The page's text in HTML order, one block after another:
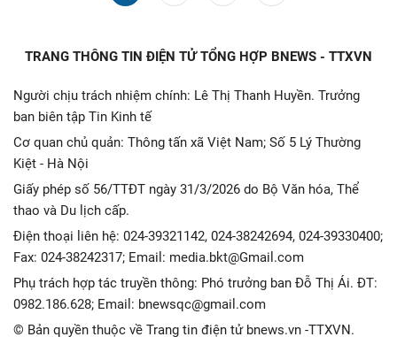
TRANG THÔNG TIN ĐIỆN TỬ TỔNG HỢP BNEWS - TTXVN
Người chịu trách nhiệm chính: Lê Thị Thanh Huyền. Trưởng
ban biên tập Tin Kinh tế
Cơ quan chủ quản: Thông tấn xã Việt Nam; Số 5 Lý Thường
Kiệt - Hà Nội
Giấy phép số 56/TTĐT ngày 31/3/2026 do Bộ Văn hóa, Thể
thao và Du lịch cấp.
Điện thoại liên hệ: 024-39321142, 024-38242694, 024-39330400;
Fax: 024-38242317; Email: media.bkt@Gmail.com
Phụ trách hợp tác truyền thông: Phó trưởng ban Đỗ Thị Ái. ĐT:
0982.186.628; Email: bnewsqc@gmail.com
© Bản quyền thuộc về Trang tin điện tử bnews.vn -TTXVN.